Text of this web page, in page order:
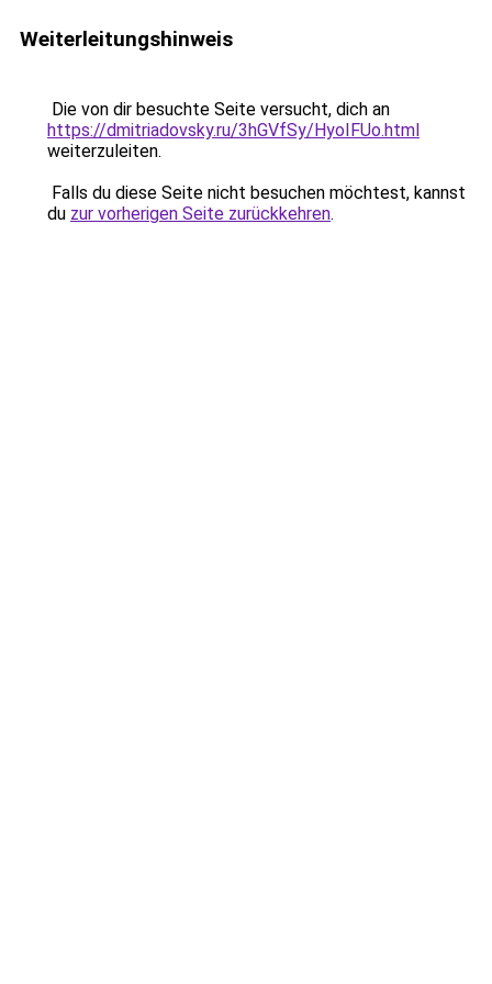
Weiterleitungshinweis
Die von dir besuchte Seite versucht, dich an
https://dmitriadovsky.ru/3hGVfSy/HyoIFUo.html
weiterzuleiten.
Falls du diese Seite nicht besuchen möchtest, kannst
du zur vorherigen Seite zurückkehren.